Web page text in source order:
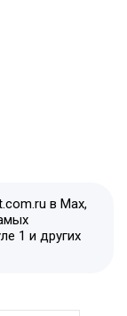
в Max,
1 и других